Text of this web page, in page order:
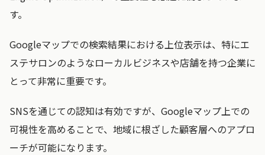
す。
Googleマップでの検索結果における上位表示は、特にエ
ステサロンのようなローカルビジネスや店舗を持つ企業に
とって非常に重要です。
SNSを通じての認知は有効ですが、Googleマップ上での
可視性を高めることで、地域に根ざした顧客層へのアプロ
ーチが可能になります。